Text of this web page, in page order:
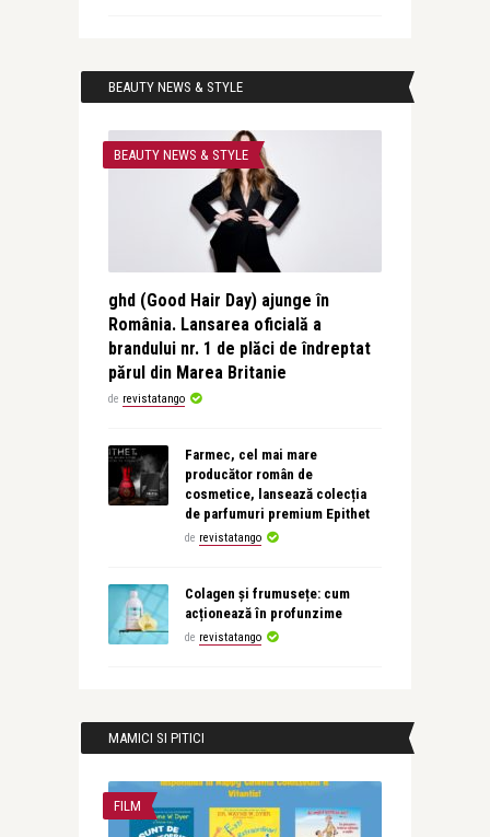
BEAUTY NEWS & STYLE
BEAUTY NEWS & STYLE
ghd (Good Hair Day) ajunge în
România. Lansarea oficială a
brandului nr. 1 de plăci de îndreptat
părul din Marea Britanie
de revistatango
Farmec, cel mai mare
producător român de
cosmetice, lansează colecția
de parfumuri premium Epithet
de revistatango
Colagen și frumusețe: cum
acționează în profunzime
de revistatango
MAMICI SI PITICI
FILM